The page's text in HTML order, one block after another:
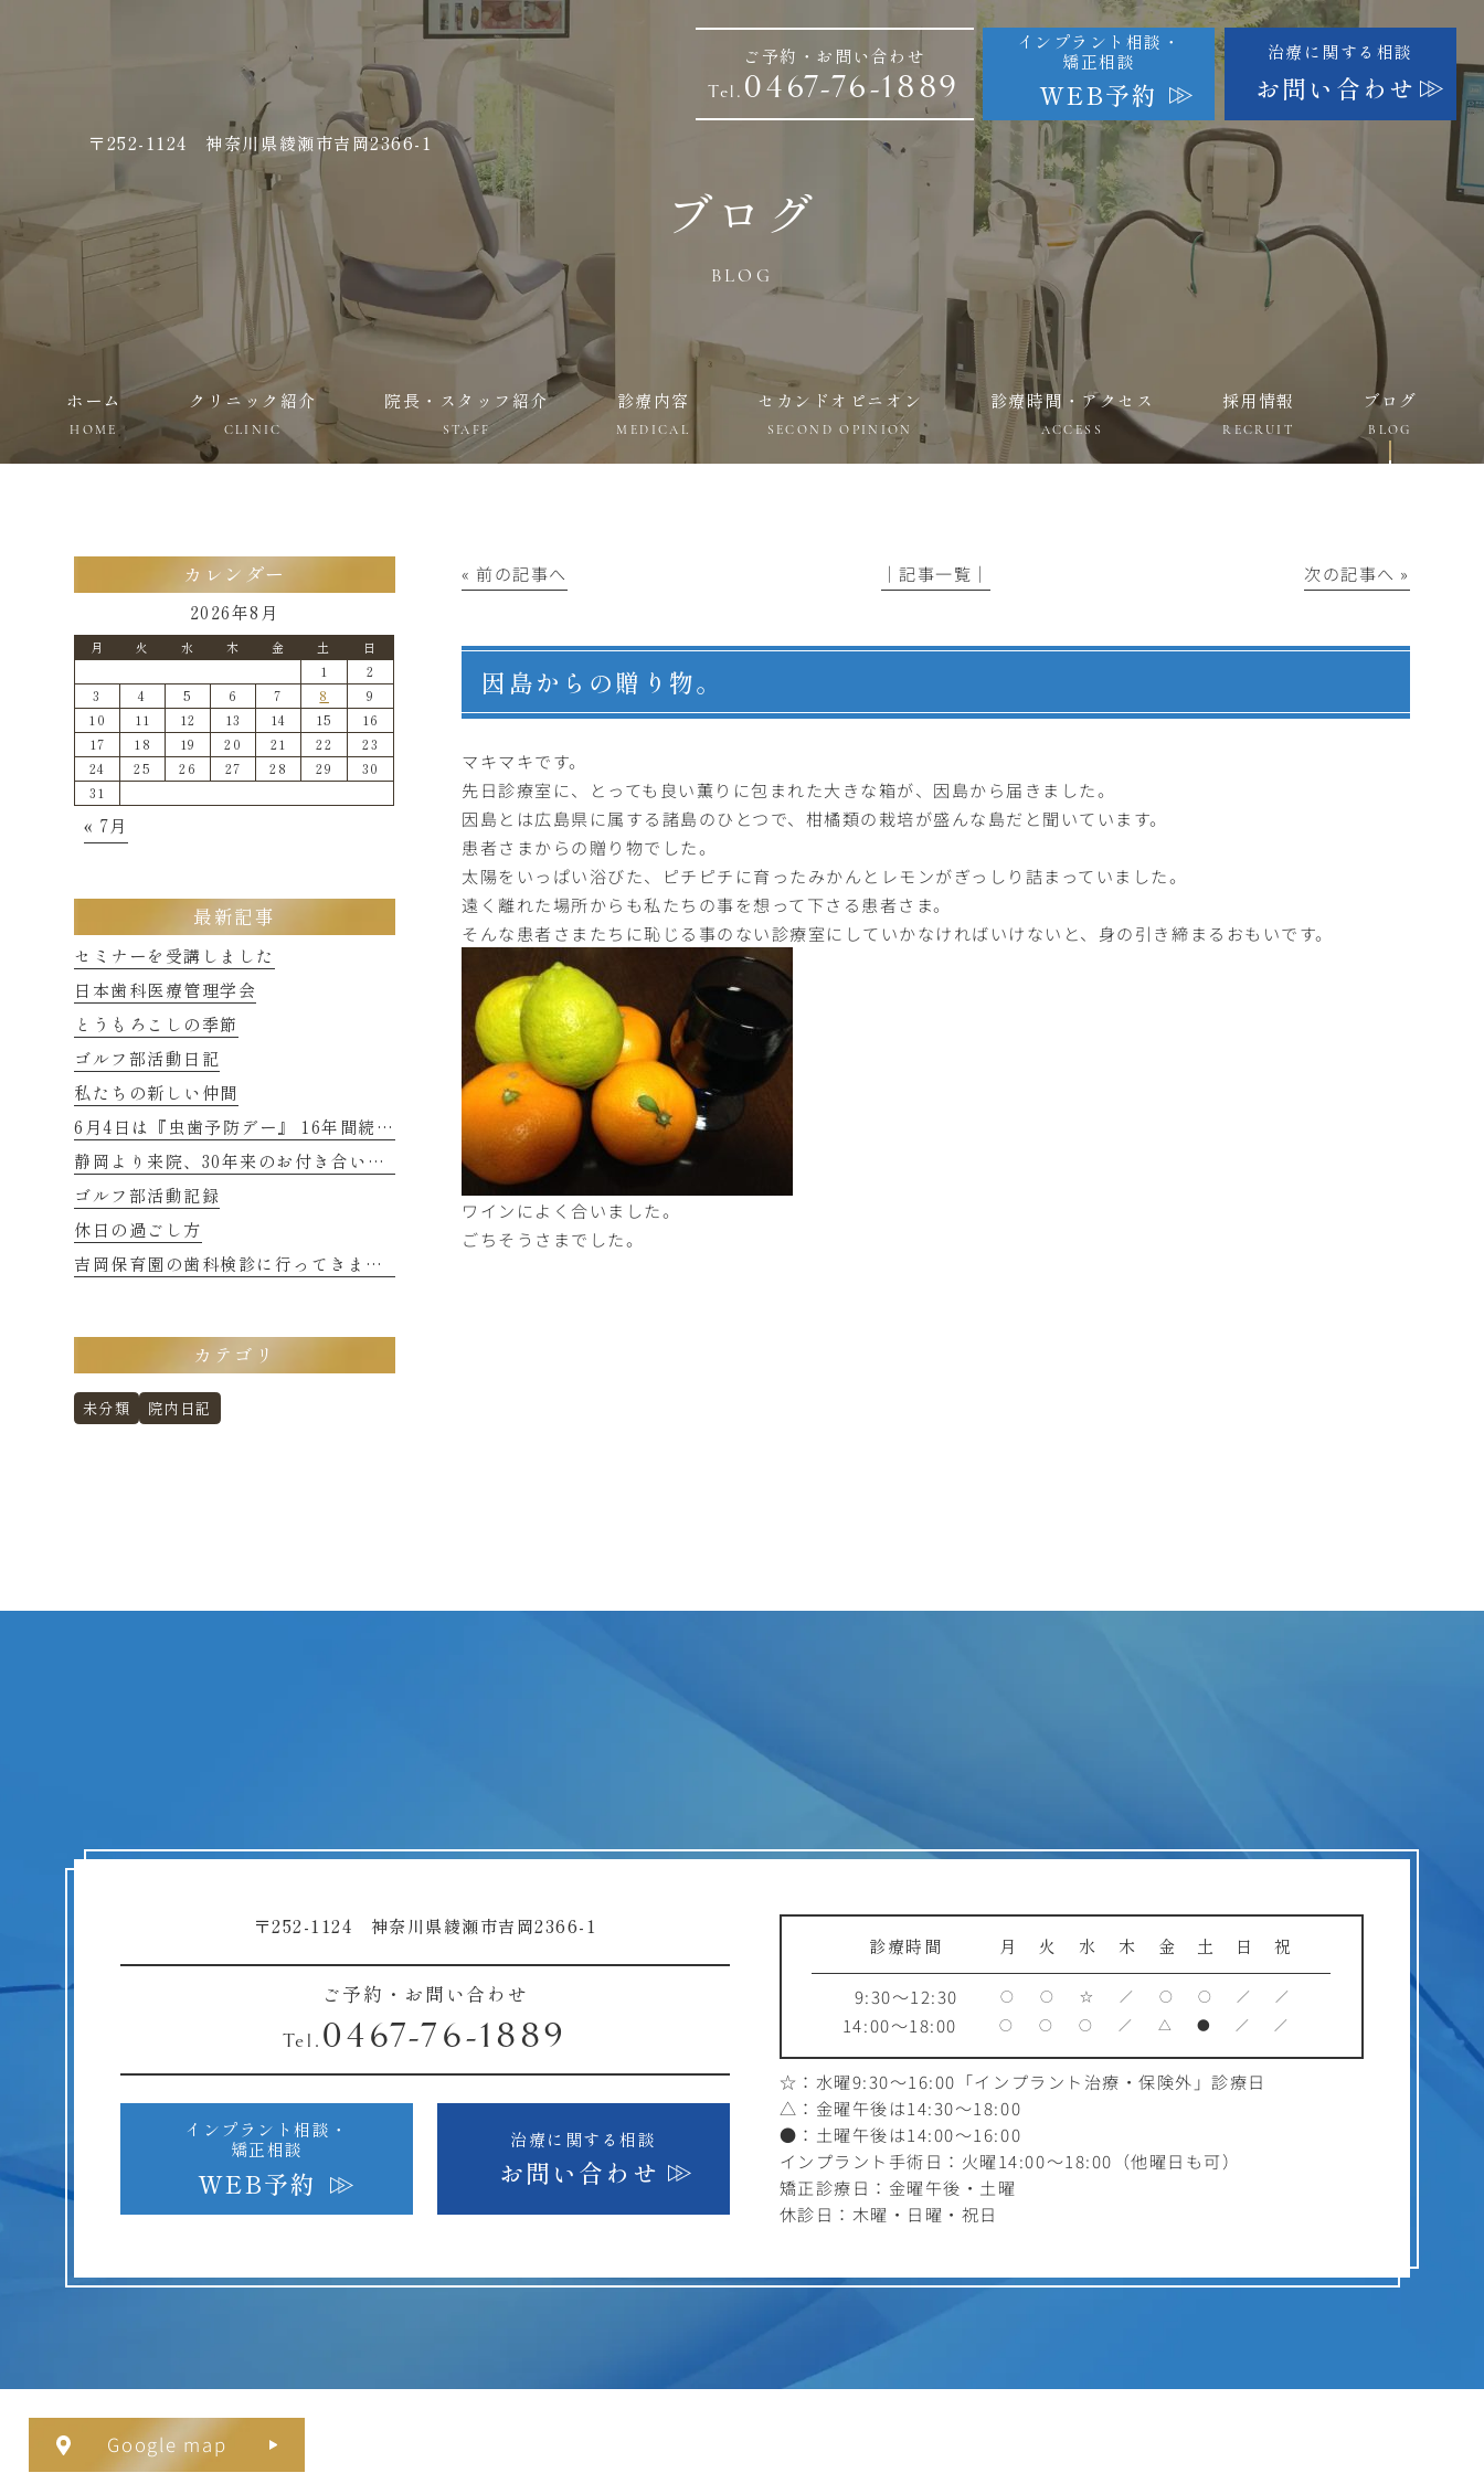
〒252-1124 神奈川県綾瀬市吉岡2366-1
ご予約・お問い合わせ
Tel. 0467-76-1889
インプラント相談・
矯正相談
WEB予約
治療に関する相談
お問い合わせ
ブログ
BLOG
ホーム
HOME
クリニック紹介
CLINIC
院長・スタッフ紹介
STAFF
診療内容
MEDICAL
セカンドオピニオン
SECOND OPINION
診療時間・アクセス
ACCESS
採用情報
RECRUIT
ブログ
BLOG
« 前の記事へ │記事一覧│ 次の記事へ »
因島からの贈り物。
マキマキです。
先日診療室に、とっても良い薫りに包まれた大きな箱が、因島から届きました。
因島とは広島県に属する諸島のひとつで、柑橘類の栽培が盛んな島だと聞いています。
患者さまからの贈り物でした。
太陽をいっぱい浴びた、ピチピチに育ったみかんとレモンがぎっしり詰まっていました。
遠く離れた場所からも私たちの事を想って下さる患者さま。
そんな患者さまたちに恥じる事のない診療室にしていかなければいけないと、身の引き締まるおもいです。
ワインによく合いました。
ごちそうさまでした。
カレンダー
2026年8月
月 火 水 木 金 土
日
1
2
3
4 5 6 7 8
9
10
11 12 13 14 15
16
17
18 19 20 21 22
23
24
25 26 27 28 29
30
31
« 7月
最新記事
セミナーを受講しました
日本歯科医療管理学会
とうもろこしの季節
ゴルフ部活動日記
私たちの新しい仲間
6月4日は『虫歯予防デー』 16年間続くご縁に感謝
静岡より来院、30年来のお付き合いの患者さまのお話し 2
ゴルフ部活動記録
休日の過ごし方
吉岡保育園の歯科検診に行ってきました
カテゴリ
未分類 院内日記
〒252-1124 神奈川県綾瀬市吉岡2366-1
ご予約・お問い合わせ
Tel. 0467-76-1889
インプラント相談・
矯正相談
WEB予約
治療に関する相談
お問い合わせ
診療時間 月 火 水 木 金 土 日 祝
9:30～12:30 ○ ○ ☆ ／ ○ ○ ／ ／
14:00～18:00 ○ ○ ○ ／ △ ● ／ ／
☆：水曜9:30～16:00 「インプラント治療・保険外」診療日
△：金曜午後は14:30～18:00
●：土曜午後は14:00～16:00
インプラント手術日：火曜14:00～18:00（他曜日も可）
矯正診療日：金曜午後・土曜
休診日：木曜・日曜・祝日
Google map